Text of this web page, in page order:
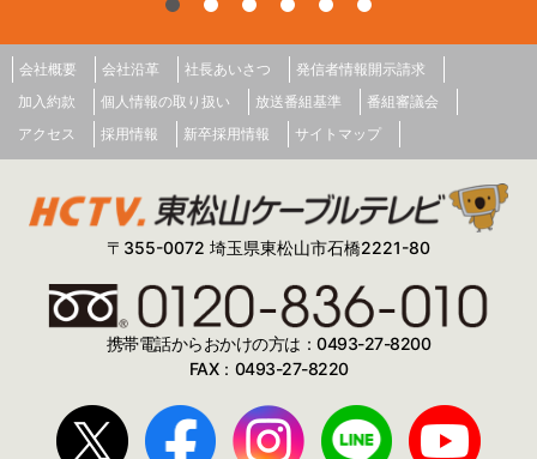
会社概要 会社沿革 社長あいさつ
発信者情報開示請求
加入約款
個人情報の取り扱い 放送番組基準
番組審議会
アクセス
採用情報 新卒採用情報 サイトマップ
〒355-0072 埼玉県東松山市石橋2221-80
携帯電話からおかけの方は：0493-27-8200
FAX：0493-27-8220